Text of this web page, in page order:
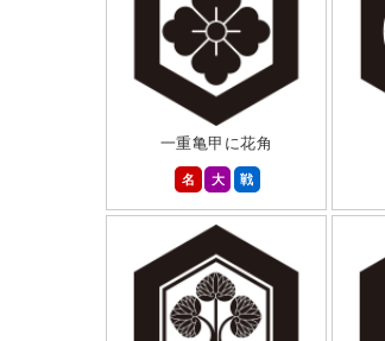
一重亀甲に花角
名
大 戦